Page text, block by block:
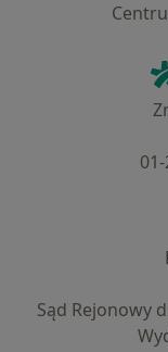
Sąd Rejonowy